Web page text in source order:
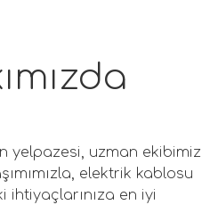
yelpazesi, uzman ekibimiz
elektrik kablosu
ihtiyaçlarınıza en iyi